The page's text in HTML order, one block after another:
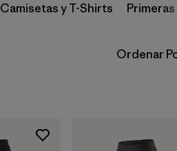
Camisetas y T-Shirts